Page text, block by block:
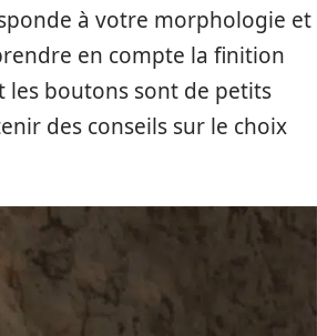
à votre morphologie et
en compte la finition
les boutons sont de petits
des conseils sur le choix